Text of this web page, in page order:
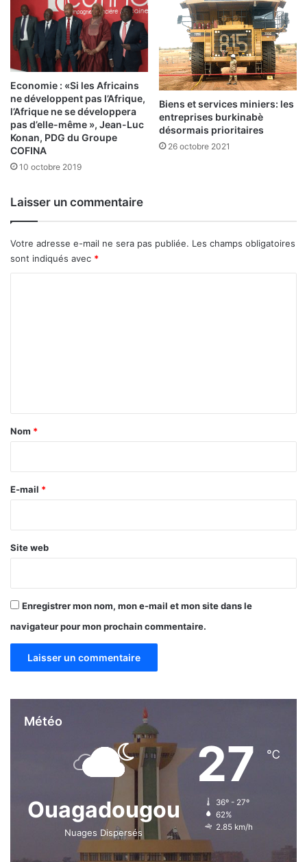
t
d
a
t
à
O
u
a
d
o
g
o
s
u
r
e
e
n
j
e
u
e
l
a
o
i
Economie : «Si les Africains
ne développent pas l’Afrique,
l’Afrique ne se développera
pas d’elle-même », Jean-Luc
Konan, PDG du Groupe
COFINA
10 octobre 2019
Biens et services miniers: les
entreprises burkinabè
désormais prioritaires
26 octobre 2021
Laisser un commentaire
Votre adresse e-mail ne sera pas publiée. Les champs obligatoires
sont indiqués avec *
a
e
Nom *
E-mail *
Site web
Enregistrer mon nom, mon e-mail et mon site dans le
navigateur pour mon prochain commentaire.
Météo
Ouagadougou
Nuages Dispersés
27 ℃
36º - 27º
62%
2.85 km/h